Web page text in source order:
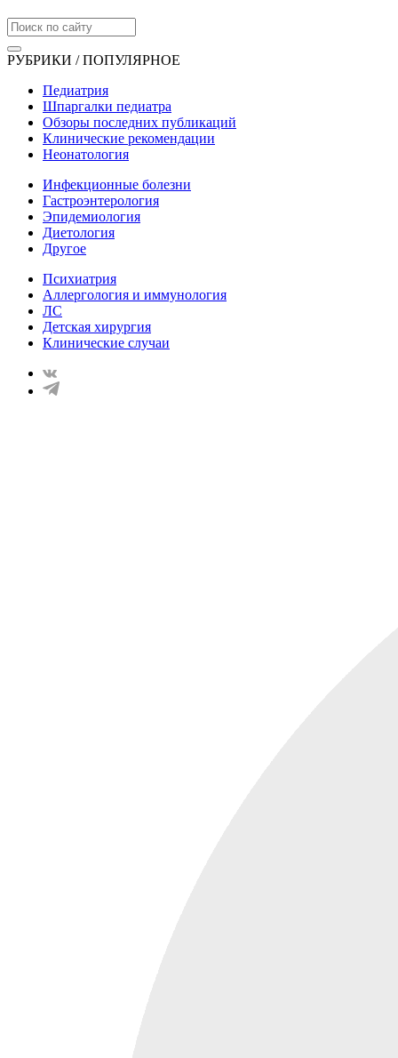
РУБРИКИ / ПОПУЛЯРНОЕ
Педиатрия
Шпаргалки педиатра
Обзоры последних публикаций
Клинические рекомендации
Неонатология
Инфекционные болезни
Гастроэнтерология
Эпидемиология
Диетология
Другое
Психиатрия
Аллергология и иммунология
ЛС
Детская хирургия
Клинические случаи